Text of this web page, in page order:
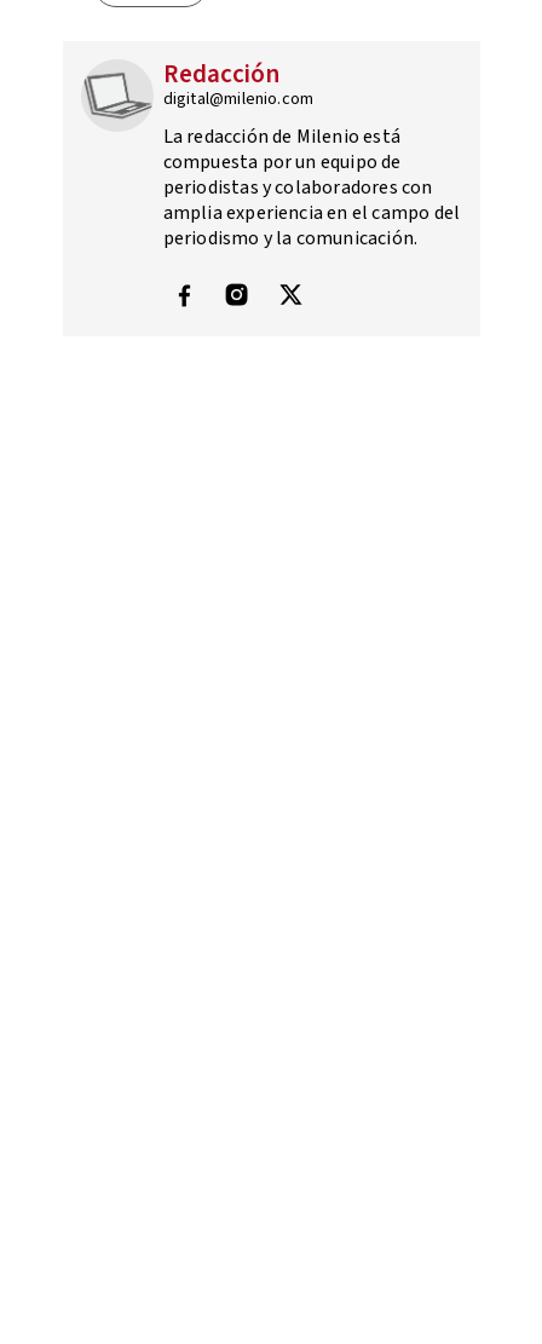
Redacción
digital@milenio.com
La redacción de Milenio está
compuesta por un equipo de
periodistas y colaboradores con
amplia experiencia en el campo del
periodismo y la comunicación.